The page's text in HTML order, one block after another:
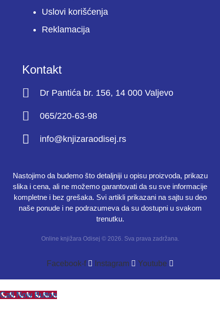
Uslovi korišćenja
Reklamacija
Kontakt
Dr Pantića br. 156, 14 000 Valjevo
065/220-63-98
info@knjizaraodisej.rs
Nastojimo da budemo što detaljniji u opisu proizvoda, prikazu
slika i cena, ali ne možemo garantovati da su sve informacije
kompletne i bez grešaka. Svi artikli prikazani na sajtu su deo
naše ponude i ne podrazumeva da su dostupni u svakom
trenutku.
Online knjižara Odisej © 2026. Sva prava zadržana.
Facebook-f Instagram Youtube
Call Now Button